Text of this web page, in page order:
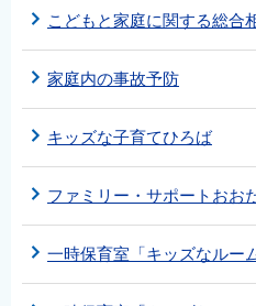
こどもと家庭に関する総合
家庭内の事故予防
キッズな子育てひろば
ファミリー・サポートおお
一時保育室「キッズなルー